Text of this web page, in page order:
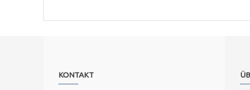
KONTAKT